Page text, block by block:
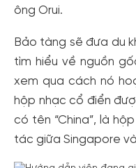
ông Orui.
Bảo tàng sẽ đưa du
tìm hiểu về nguồn
xem qua cách nó
hộp nhạc cổ điển
có tên “China”, là
tác giữa Singapore